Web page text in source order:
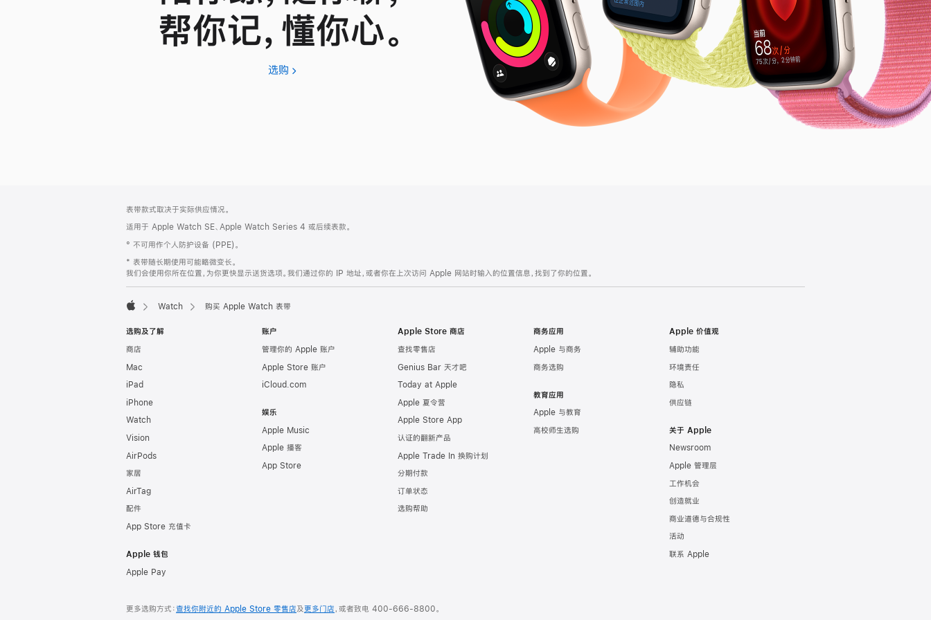
帮你记，懂你心。
选购 Apple
页
页
脚
注
表带款式取决于实际供应情况。
适用于 Apple Watch SE、Apple Watch Series 4 或后续表款。
° 不可用作个人防护设备 (PPE)。
* 表带随长期使用可能略微变长。
我们会使用你所在位置，为你更快显示送货选项。我们通过你的 IP 地址，或者你在上次访问 Apple 网站时输入的位置信息，找到了你的位置。
Watch 购买 Apple Watch 表带
选购及了解
商店
Mac
iPad
iPhone
Watch
Vision
AirPods
家居
AirTag
配件
App Store 充值卡
Apple 钱包
Apple Pay
账户
管理你的 Apple 账户
Apple Store 账户
iCloud.com
娱乐
Apple Music
Apple 播客
App Store
Apple Store 商店
查找零售店
Genius Bar 天才吧
Today at Apple
Apple 夏令营
Apple Store App
认证的翻新产品
Apple Trade In 换购计划
分期付款
订单状态
选购帮助
商务应用
Apple 与商务
商务选购
教育应用
Apple 与教育
高校师生选购
Apple 价值观
辅助功能
环境责任
隐私
供应链
关于 Apple
Newsroom
Apple 管理层
工作机会
创造就业
商业道德与合规性
活动
联系 Apple
更多选购方式：查找你附近的 Apple Store 零售店及更多门店，或者致电 400-666-8800。